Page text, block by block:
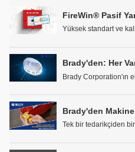
FireWin® Pasif
Yüksek standart ve
Brady Corporation'ın
Tek bir tedarikçiden